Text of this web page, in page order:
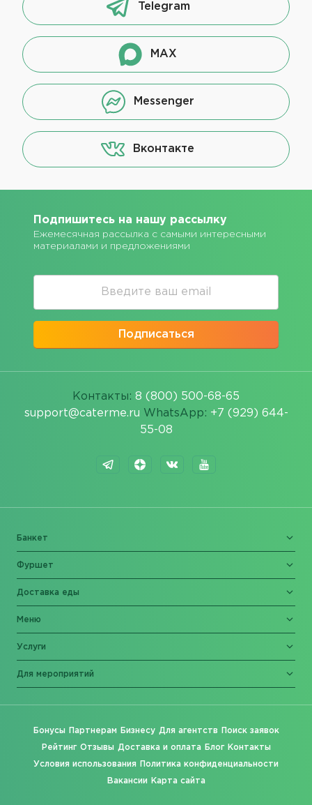
Telegram
MAX
Messenger
Вконтакте
Подпишитесь на нашу рассылку
Ежемесячная рассылка с самыми интересными
материалами и предложениями
Подписаться
Контакты: 8 (800) 500-68-65
support@caterme.ru WhatsApp: +7 (929) 644-
55-08
Банкет
Фуршет
Доставка еды
Меню
Услуги
Для мероприятий
Бонусы Партнерам Бизнесу Для агентств Поиск заявок
Рейтинг Отзывы Доставка и оплата Блог Контакты
Условия использования Политика конфиденциальности
Вакансии Карта сайта